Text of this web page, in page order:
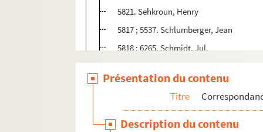
5821. Sehkroun, Henry
5817 ; 5537. Schlumberger, Jean
5818 ; 6265. Schmidt, Jul.
5822. Seignobos, Charles
5823 ; 5824 ; 5822 bis ; 5825 ; 5720.
5520. Spalikowski, Edmond
Présentation du contenu
Titre
Description du contenu